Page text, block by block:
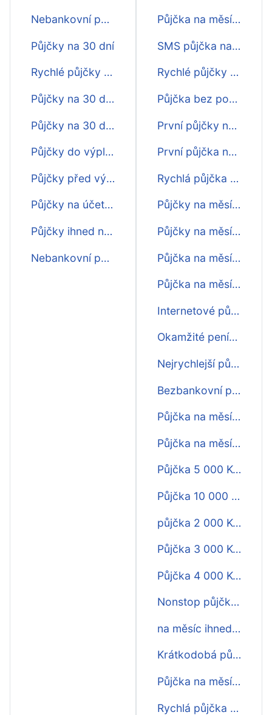
Nebankovní půjčka na 30 dní
Půjčky na 30 dní
Rychlé půjčky na 30 dní
Půjčky na 30 dní online
Půjčky na 30 dní na účtě
Půjčky do výplaty na 30 dní
Půjčky před výplatou na 30 dní
Půjčky na účet na 30 dní
Půjčky ihned na 30 dní
Nebankovní půjčky na 30 dní
Půjčka na měsíc ještě dnes
SMS půjčka na měsíc ihned
Rychlé půjčky na měsíc ještě dnes
Půjčka bez poplatku
První půjčky na měsíc zdarma
První půjčka na měsíc zdarma
Rychlá půjčka na měsíc přes internet
Půjčky na měsíc pro osvč
Půjčky na měsíc přes sms
Půjčka na měsíc na měsíc
Půjčka na měsíc s nejnižším úrokem
Internetové půjčky na měsíc
Okamžité peníze na měsíc
Nejrychlejší půjčka na měsíc
Bezbankovní půjčky na měsíc
Půjčka na měsíc do 15 minut
Půjčka na měsíc do 5 minut
Půjčka 5 000 Kč na měsíc
Půjčka 10 000 Kč na měsíc
půjčka 2 000 Kč na měsíc
Půjčka 3 000 Kč na měsíc
Půjčka 4 000 Kč na měsíc
Nonstop půjčky na měsíc
na měsíc ihned na účtě
Krátkodobá půjčka na měsíc ihned
Půjčka na měsíc ihned na účet
Rychlá půjčka na měsíc ihned